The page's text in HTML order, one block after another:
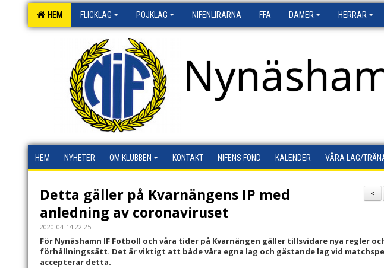
HEM FLICKLAG POJKLAG NIFENLIRARNA FFA DAMER HERRAR
HEM NYHETER OM KLUBBEN KONTAKT NIFENS FOND KALENDER VÅRA LAG/
<
Detta gäller på Kvarnängens IP med
anledning av coronaviruset
2020-04-14 22:25
För Nynäshamn IF Fotboll och våra tider på Kvarnängen gäller tillsvidare nya regler
förhållningssätt. Det är viktigt att både våra egna lag och gästande lag vid
accepterar detta.